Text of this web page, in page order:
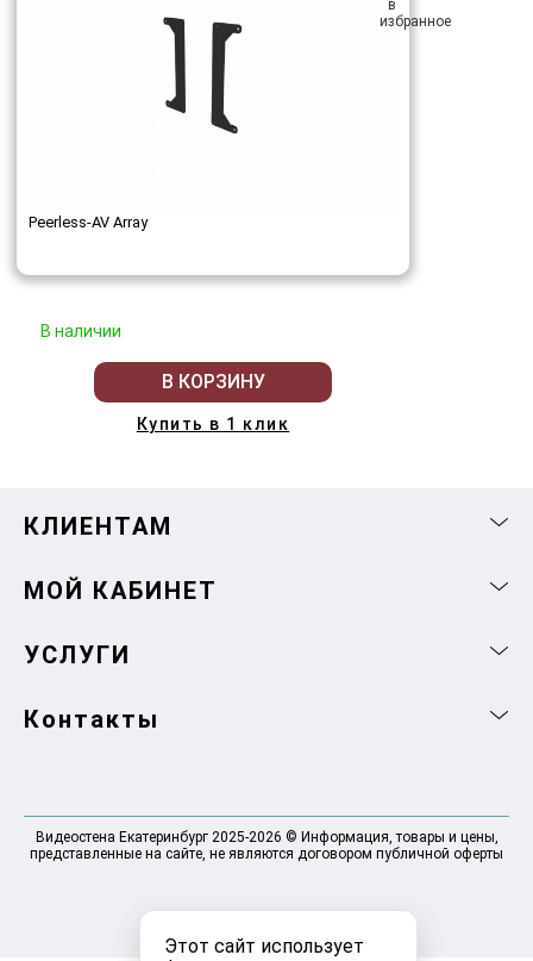
Этот сайт использует
Peerless-AV Array
В наличии
В КОРЗИНУ
Купить в 1 клик
КЛИЕНТАМ
МОЙ КАБИНЕТ
УСЛУГИ
Контакты
Видеостена Екатеринбург 2025-2026 © Информация, товары и цены,
представленные на сайте, не являются договором публичной оферты